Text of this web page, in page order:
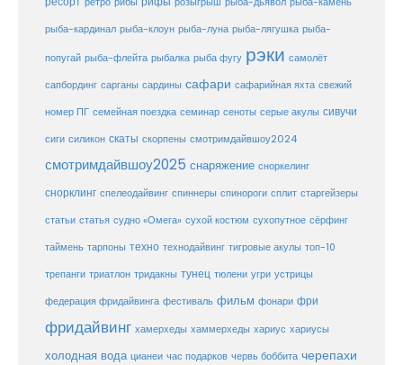
рыба-кардинал рыба-клоун рыба-луна рыба-лягушка рыба-
попугай рыба-флейта рыбалка рыба фугу рэки самолёт
сапбординг сарганы сардины сафари сафарийная яхта свежий
номер ПГ семейная поездка семинар сеноты серые акулы сивучи
сиги силикон скаты скорпены смотримдайвшоу2024
смотримдайвшоу2025 снаряжение сноркелинг
снорклинг спелеодайвинг спиннеры спинороги сплит старгейзеры
статьи статья судно «Омега» сухой костюм сухопутное сёрфинг
таймень тарпоны техно технодайвинг тигровые акулы топ-10
трепанги триатлон тридакны тунец тюлени угри устрицы
федерация фридайвинга фестиваль фильм фонари фри
фридайвинг хамерхеды хаммерхеды хариус хариусы
холодная вода цианеи час подарков червь боббита черепахи